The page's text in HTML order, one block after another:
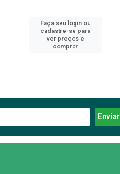
Faça seu login ou
cadastre-se para
ver preços e
comprar